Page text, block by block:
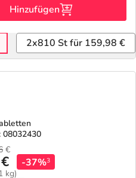
Hinzufügen
2x810 St für 159,98 €
08032430
€
kg)
-37%3